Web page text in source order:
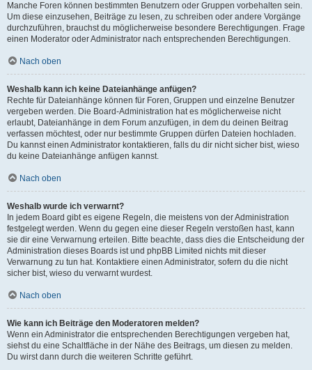
Manche Foren können bestimmten Benutzern oder Gruppen vorbehalten sein.
Um diese einzusehen, Beiträge zu lesen, zu schreiben oder andere Vorgänge
durchzuführen, brauchst du möglicherweise besondere Berechtigungen. Frage
einen Moderator oder Administrator nach entsprechenden Berechtigungen.
Nach oben
Weshalb kann ich keine Dateianhänge anfügen?
Rechte für Dateianhänge können für Foren, Gruppen und einzelne Benutzer
vergeben werden. Die Board-Administration hat es möglicherweise nicht
erlaubt, Dateianhänge in dem Forum anzufügen, in dem du deinen Beitrag
verfassen möchtest, oder nur bestimmte Gruppen dürfen Dateien hochladen.
Du kannst einen Administrator kontaktieren, falls du dir nicht sicher bist, wieso
du keine Dateianhänge anfügen kannst.
Nach oben
Weshalb wurde ich verwarnt?
In jedem Board gibt es eigene Regeln, die meistens von der Administration
festgelegt werden. Wenn du gegen eine dieser Regeln verstoßen hast, kann
sie dir eine Verwarnung erteilen. Bitte beachte, dass dies die Entscheidung der
Administration dieses Boards ist und phpBB Limited nichts mit dieser
Verwarnung zu tun hat. Kontaktiere einen Administrator, sofern du die nicht
sicher bist, wieso du verwarnt wurdest.
Nach oben
Wie kann ich Beiträge den Moderatoren melden?
Wenn ein Administrator die entsprechenden Berechtigungen vergeben hat,
siehst du eine Schaltfläche in der Nähe des Beitrags, um diesen zu melden.
Du wirst dann durch die weiteren Schritte geführt.